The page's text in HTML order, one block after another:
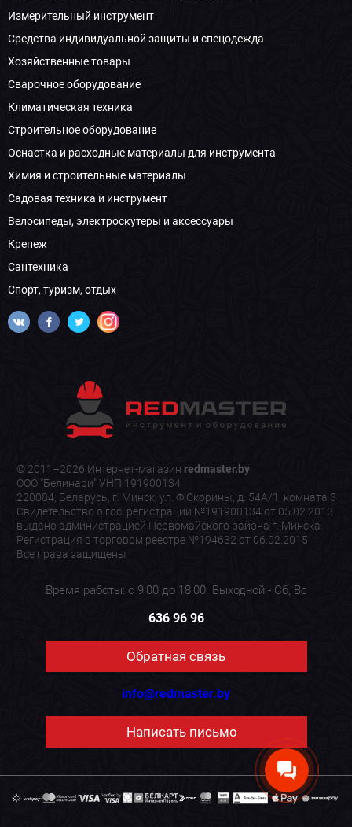
Измерительный инструмент
Средства индивидуальной защиты и спецодежда
Хозяйственные товары
Сварочное оборудование
Климатическая техника
Строительное оборудование
Оснастка и расходные материалы для инструмента
Химия и строительные материалы
Садовая техника и инструмент
Велосипеды, электроскутеры и аксессуары
Крепеж
Сантехника
Спорт, туризм, отдых
© 2011–2026 Интернет-магазин redmaster.by.
ООО "Белинари" УНП 191900134
220084, Беларусь, г. Минск, ул. Ф.Скорины, д. 54А/1, комната 3
Свидетельство о гос. регистрации №191900134 от 05.02.2013
выдано администрацией Первомайского района г. Минска.
Регистрация в торговом реестре №194632 от 06.02.2015
Все права защищены
Время работы: с 9:00 до 18:00. Выходной - Сб, Вс
636 96 96
Обратная связь
info@redmaster.by
Написать письмо